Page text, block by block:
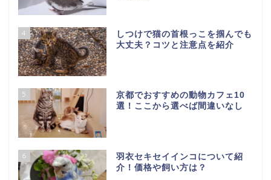
4
しつけで猫の首根っこを掴んでも
大丈夫？コツと注意点を紹介
5
京都でおすすめの動物カフェ10
選！ここから選べば間違いなし
6
羽衣セキセイインコについて紹
介！価格や飼い方は？